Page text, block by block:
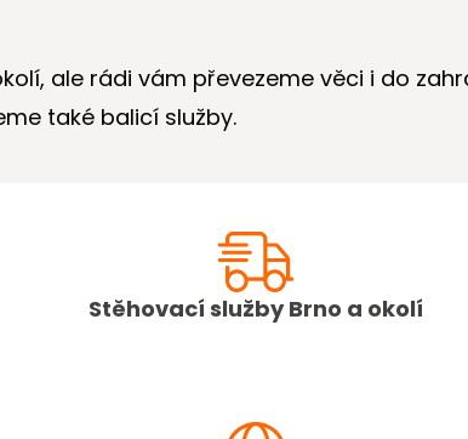
ale rádi vám převezeme věci i do
také balicí služby.
Stěhovací služby Brno a okolí